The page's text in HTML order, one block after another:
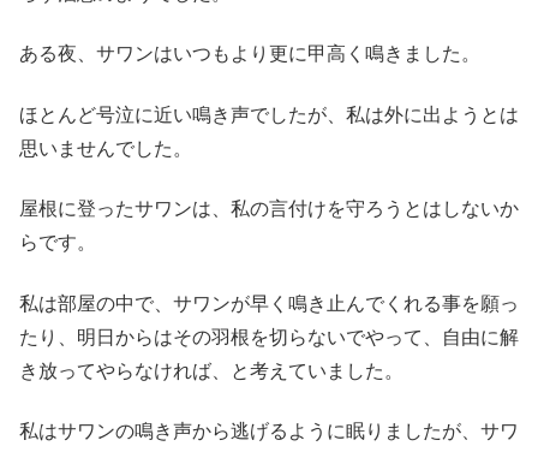
ある夜、サワンはいつもより更に甲高く鳴きました。
ほとんど号泣に近い鳴き声でしたが、私は外に出ようとは
思いませんでした。
屋根に登ったサワンは、私の言付けを守ろうとはしないか
らです。
私は部屋の中で、サワンが早く鳴き止んでくれる事を願っ
たり、明日からはその羽根を切らないでやって、自由に解
き放ってやらなければ、と考えていました。
私はサワンの鳴き声から逃げるように眠りましたが、サワ